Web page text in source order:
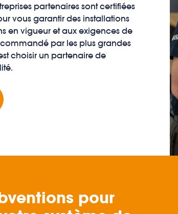
partenaires sont certifiées
vous garantir des installations
en vigueur et aux exigences de
par les plus grandes
choisir un partenaire de
pour